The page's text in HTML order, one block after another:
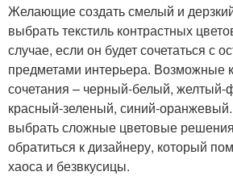
Желающие создать смелый и
выбрать текстиль контрастных
случае, если он будет сочетаться с
предметами интерьера. Возможные
сочетания – черный-белый, желтый-
красный-зеленый, синий-
выбрать сложные цветовые
обратиться к дизайнеру, который
хаоса и безвкусицы.